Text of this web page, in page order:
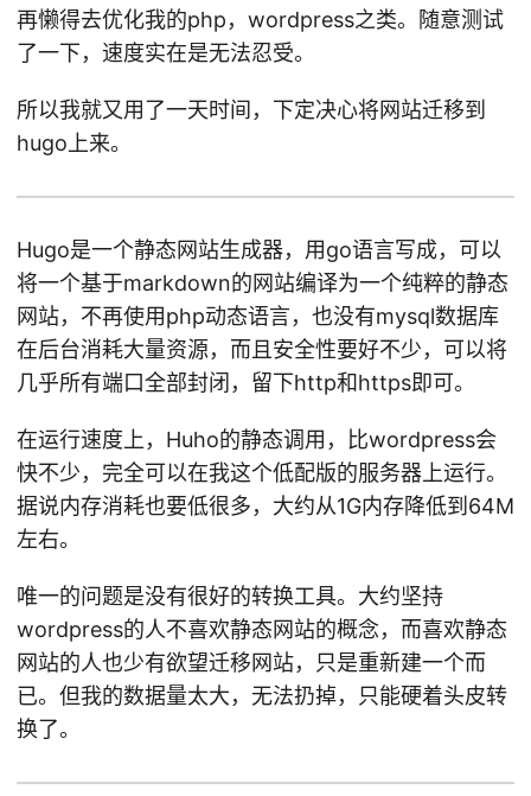
再懒得去优化我的php，wordpress之类。随意测试
了一下，速度实在是无法忍受。
所以我就又用了一天时间，下定决心将网站迁移到
hugo上来。
Hugo是一个静态网站生成器，用go语言写成，可以
将一个基于markdown的网站编译为一个纯粹的静态
网站，不再使用php动态语言，也没有mysql数据库
在后台消耗大量资源，而且安全性要好不少，可以将
几乎所有端口全部封闭，留下http和https即可。
在运行速度上，Huho的静态调用，比wordpress会
快不少，完全可以在我这个低配版的服务器上运行。
据说内存消耗也要低很多，大约从1G内存降低到64M
左右。
唯一的问题是没有很好的转换工具。大约坚持
wordpress的人不喜欢静态网站的概念，而喜欢静态
网站的人也少有欲望迁移网站，只是重新建一个而
已。但我的数据量太大，无法扔掉，只能硬着头皮转
换了。